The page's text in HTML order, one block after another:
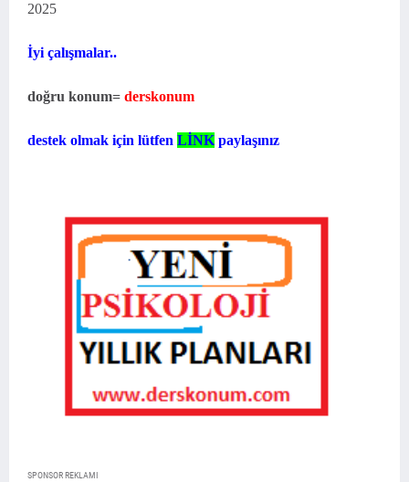
2025
İyi çalışmalar..
doğru konum= derskonum
destek olmak için lütfen LİNK paylaşınız
SPONSOR REKLAMI